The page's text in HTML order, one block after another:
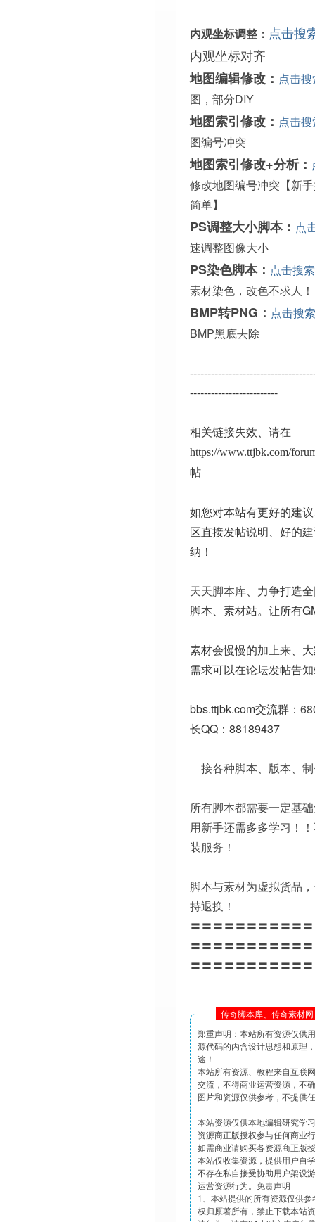
内观坐标调整： 点击搜
内观坐标对齐
地图编辑修改： 点击
图，部分DIY
地图索引修改： 点击
图编号冲突
地图索引修改+分析：
修改地图编号冲突【新
简单】
PS调整大小脚本： 点
速调整图像大小
PS染色脚本： 点击搜索
素材染色，改色不求人！
BMP转PNG： 点击搜索
BMP黑底去除
-------------------------
相关链接失效、请在
https://www.ttjbk.com/
帖
如您对本站有更好的建
区直接发帖说明、好的
纳！
天天脚本库、力争打造
脚本、素材站。让所有
素材会慢慢的加上来、
需求可以在论坛发帖告
bbs.ttjbk.com交流群：
长QQ：88189437
接各种脚本、版本、
所有脚本都需要一定基
用新手还需多多学习！
装服务！
脚本与素材为虚拟货品
持退换！
〓〓〓〓〓〓〓〓〓〓
〓〓〓〓〓〓〓〓〓〓
〓〓〓〓〓〓〓〓〓〓
传奇脚本库、传奇素材
郑重声明：本站所有资源仅供
源代码的内含设计思想和原理
途！
本站所有资源、教程来自互联
交流，不得商业运营资源，不
图片和资源仅供参考，不提供
本站资源仅供本地编辑研究学
资源商正版授权参与任何商业
如需商业请购买各资源商正版
本站仅收集资源，提供用户自
不存在私自接受协助用户架设
运营资源行为。免责声明
1、本站提供的所有资源仅供
权归原著所有，禁止下载本站